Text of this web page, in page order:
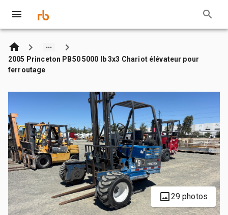
2005 Princeton PB50 5000 lb 3x3 Chariot élévateur pour
ferroutage
29 photos